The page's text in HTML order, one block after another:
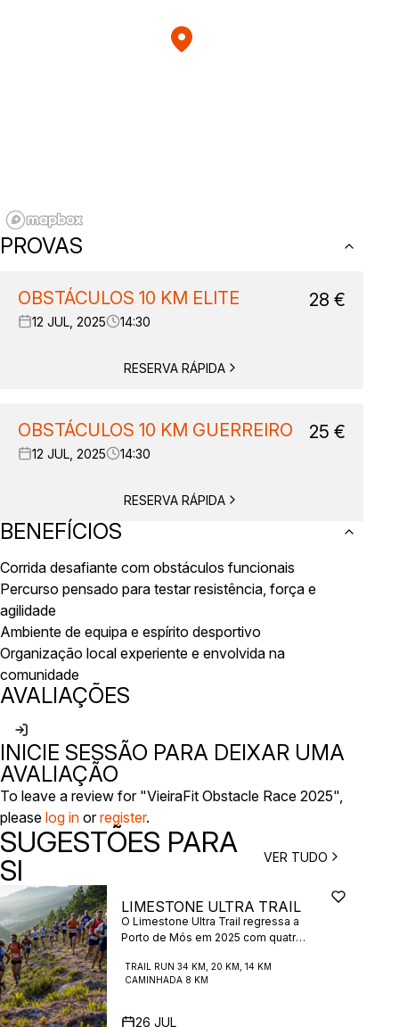
PROVAS
OBSTÁCULOS 10 KM ELITE
12 JUL, 2025 14:30
28 €
RESERVA RÁPIDA
OBSTÁCULOS 10 KM GUERREIRO
12 JUL, 2025 14:30
25 €
RESERVA RÁPIDA
BENEFÍCIOS
Corrida desafiante com obstáculos funcionais
Percurso pensado para testar resistência, força e
agilidade
Ambiente de equipa e espírito desportivo
Organização local experiente e envolvida na
comunidade
AVALIAÇÕES
INICIE SESSÃO PARA DEIXAR UMA
AVALIAÇÃO
To leave a review for "VieiraFit Obstacle Race 2025",
please log in orregister.
SUGESTÕES PARA
SI
VER TUDO
LIMESTONE ULTRA TRAIL
O Limestone Ultra Trail regressa a
Porto de Mós em 2025 com quatro
emblemática região calcária de
Portugal, conhecida pelas suas
impressionantes e trilhos de
TRAIL RUN 34 KM, 20 KM, 14 KM
CAMINHADA 8 KM
26 JUL